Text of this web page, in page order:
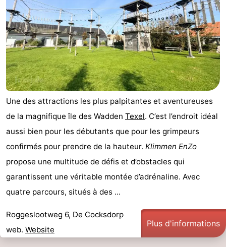
Ferry
-
Stationnement
Saut
des
Wadden
Adresses
Médicales
Région
Îles
de
la
Frise
-
Schiermonnikoog
-
Ameland
-
Terschelling
-
Vlieland
Hollande-
Une des attractions les plus palpitantes et aventureuses
de la magnifique île des Wadden Texel. C’est l’endroit idéal
aussi bien pour les débutants que pour les grimpeurs
confirmés pour prendre de la hauteur. Klimmen EnZo
propose une multitude de défis et d’obstacles qui
garantissent une véritable montée d’adrénaline. Avec
quatre parcours, situés à des ...
Roggeslootweg 6, De Cocksdorp
web. Website
Plus d'informations